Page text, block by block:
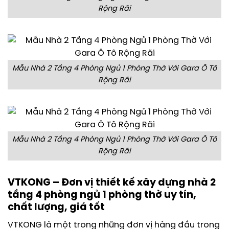
Rộng Rãi
Mẫu Nhà 2 Tầng 4 Phòng Ngủ 1 Phòng Thờ Với Gara Ô Tô
Rộng Rãi
Mẫu Nhà 2 Tầng 4 Phòng Ngủ 1 Phòng Thờ Với Gara Ô Tô
Rộng Rãi
VTKONG – Đơn vị thiết kế xây dựng nhà 2
tầng 4 phòng ngủ 1 phòng thờ uy tín,
chất lượng, giá tốt
VTKONG là một trong những đơn vị hàng đầu trong